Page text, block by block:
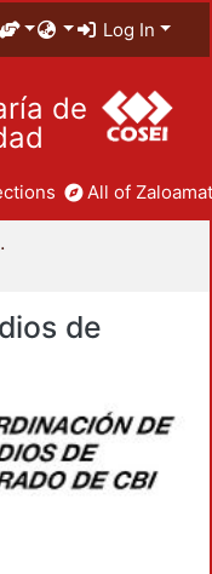
Log In
de
All of
de